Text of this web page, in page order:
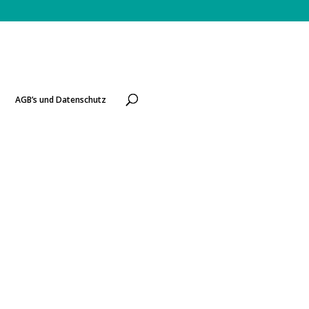
AGB’s und Datenschutz